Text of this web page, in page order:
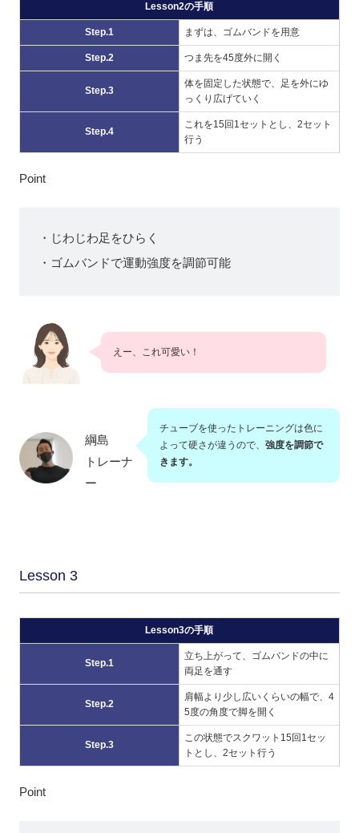
Lesson2の手順
Step.1 まずは、ゴムバンドを用意
Step.2 つま先を45度外に開く
Step.3
体を固定した状態で、足を外にゆ
っくり広げていく
Step.4
これを15回1セットとし、2セット
行う
Point
・じわじわ足をひらく
・ゴムバンドで運動強度を調節可能
えー、これ可愛い！
綱島
トレーナ
ー
チューブを使ったトレーニングは色に
よって硬さが違うので、 強度を調節で
きます。
Lesson 3
Lesson3の手順
Step.1
立ち上がって、ゴムバンドの中に
両足を通す
Step.2
肩幅より少し広いくらいの幅で、4
5度の角度で脚を開く
Step.3
この状態でスクワット15回1セッ
トとし、2セット行う
Point